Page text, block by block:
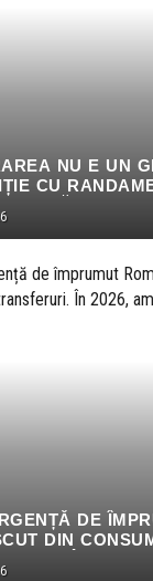
NU E UN
CU
PRIMELE
ALE
HOPE
DE
DIN
AMBELE S-AU